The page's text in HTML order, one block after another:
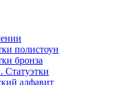
полистоун
бронза
Статуэтки
алфавит